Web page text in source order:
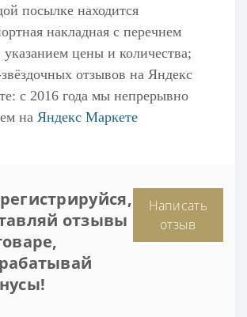
посылке находится
накладная с перечнем
указанием цены и количества;
отзывов на Яндекс
: с 2016 года мы непрерывно
на Яндекс Маркете
отзывы
Написать
отзыв